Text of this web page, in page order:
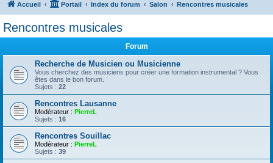
Accueil Portail Index du forum Salon Rencontres musicales
Rencontres musicales
Forum
Recherche de Musicien ou Musicienne
Vous cherchez des musiciens pour créer une formation instrumental ? Vous
êtes dans le bon forum.
Sujets : 22
Rencontres Lausanne
Modérateur : PierreL
Sujets : 16
Rencontres Souillac
Modérateur : PierreL
Sujets : 39